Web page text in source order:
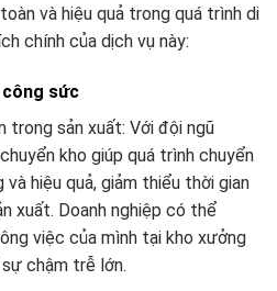
và hiệu quả trong quá trình di
chính của dịch vụ này:
sức
trong sản xuất: Với đội ngũ
kho giúp quá trình chuyển
và hiệu quả, giảm thiểu thời gian
xuất. Doanh nghiệp có thể
việc của mình tại kho xưởng
chậm trễ lớn.